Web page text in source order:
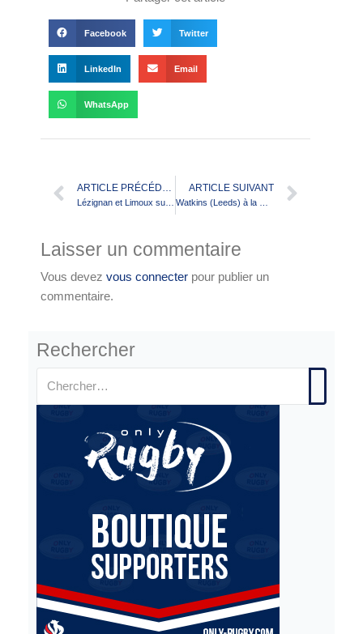
Facebook Twitter
LinkedIn Email
WhatsApp
ARTICLE PRÉCÉDENT ARTICLE SUIVANT
Laisser un commentaire
Vous devez vous connecter pour publier un
commentaire.
Rechercher